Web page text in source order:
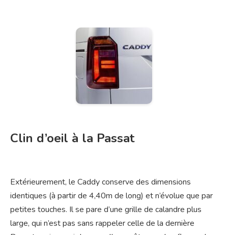
Clin d’oeil à la Passat
Extérieurement, le Caddy conserve des dimensions
identiques (à partir de 4,40m de long) et n’évolue que par
petites touches. Il se pare d’une grille de calandre plus
large, qui n’est pas sans rappeler celle de la dernière